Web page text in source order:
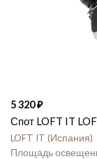
5 320
Спот LOFT IT
LOFT IT Испания